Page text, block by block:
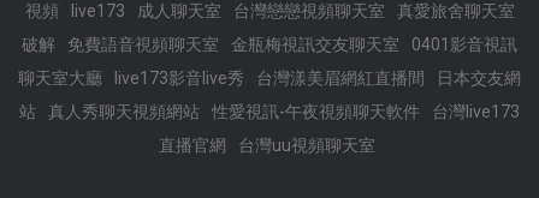
視頻
live173 成人聊天室 台灣戀戀視頻聊天室
真愛旅舍聊天室
破解
免費語音視頻聊天室 金瓶梅視訊交友聊天室
0401影音視訊
聊天室大廳
live173影音live秀 台灣漾美眉網紅直播間
日本交友網
站
真人秀聊天視頻網站 性愛視訊-午夜視頻聊天軟件
台灣live173
直播官網
台灣uu視頻聊天室